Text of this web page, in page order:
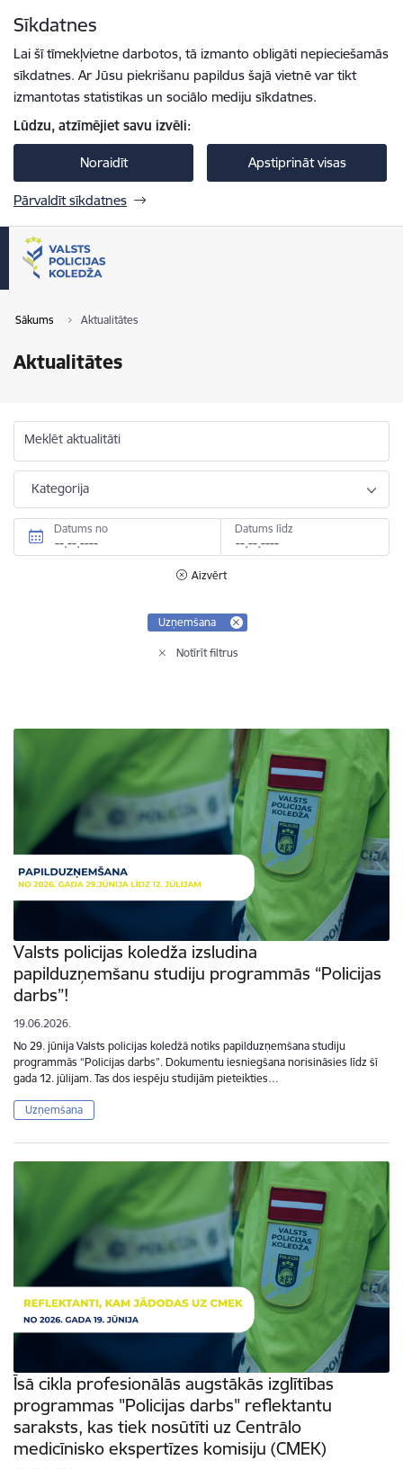
Sīkdatnes
Lai šī tīmekļvietne darbotos, tā izmanto obligāti nepieciešamās
sīkdatnes. Ar Jūsu piekrišanu papildus šajā vietnē var tikt
izmantotas statistikas un sociālo mediju sīkdatnes.
Lūdzu, atzīmējiet savu izvēli:
Noraidīt Apstiprināt visas
Pārvaldīt sīkdatnes
Sākums Aktualitātes
Aktualitātes
Meklēt aktualitāti
Kategorija
Datums no Datums līdz
Aizvērt
Uzņemšana
Notīrīt filtrus
Valsts policijas koledža izsludina
papilduzņemšanu studiju programmās “Policijas
darbs”!
19.06.2026.
No 29. jūnija Valsts policijas koledžā notiks papilduzņemšana studiju
programmās “Policijas darbs”. Dokumentu iesniegšana norisināsies līdz šī
gada 12. jūlijam. Tas dos iespēju studijām pieteikties…
Uzņemšana
Īsā cikla profesionālās augstākās izglītības
programmas "Policijas darbs" reflektantu
saraksts, kas tiek nosūtīti uz Centrālo
medicīnisko ekspertīzes komisiju (CMEK)